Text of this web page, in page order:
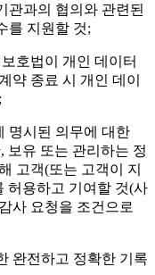
관과의 협의와 관련된
를 지원할 것;
호법이 개인 데이터
약 종료 시 개인 데이
명시된 의무에 대한
보유 또는 관리하는 정
고객(또는 고객이 지
허용하고 기여할 것(사
사 요청을 조건으로
완전하고 정확한 기록